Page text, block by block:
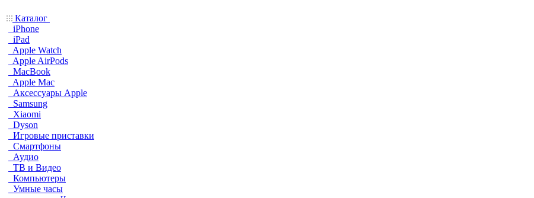
Каталог
iPhone
iPad
Apple Watch
Apple AirPods
MacBook
Apple Mac
Аксессуары Apple
Samsung
Xiaomi
Dyson
Игровые приставки
Смартфоны
Аудио
ТВ и Видео
Компьютеры
Умные часы